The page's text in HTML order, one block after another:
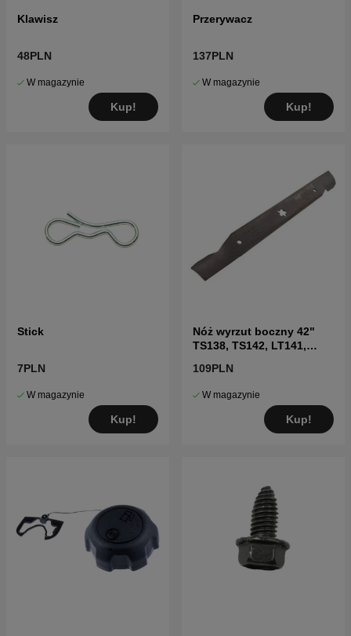
Klawisz
48PLN
W magazynie
Kup!
Przerywacz
137PLN
W magazynie
Kup!
Stick
7PLN
W magazynie
Kup!
Nóż wyrzut boczny 42"
TS138, TS142, LT141,
109PLN
W magazynie
Kup!